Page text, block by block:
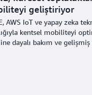
geliştiriyor
AWS IoT ve yapay zeka
kentsel mobiliteyi
dayalı bakım ve